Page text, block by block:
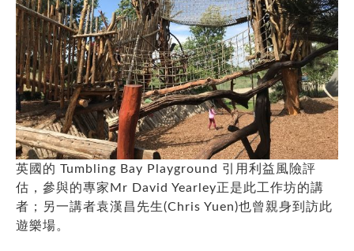
英國的 Tumbling Bay Playground 引用利益風險評
估，參與的專家Mr David Yearley正是此工作坊的講
者；另一講者袁漢昌先生(Chris Yuen)也曾親身到訪此
遊樂場。